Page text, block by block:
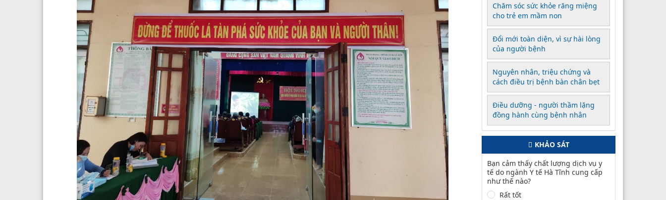
Chăm sóc sức khỏe răng miệng
cho trẻ em mầm non
Đổi mới toàn diện, vì sự hài lòng
của người bệnh
Nguyên nhân, triệu chứng và
cách điều trị bệnh bàn chân bẹt
Điều dưỡng - người thầm lặng
đồng hành cùng bệnh nhân
KHẢO SÁT
Bạn cảm thấy chất lượng dịch vụ y
tế do ngành Y tế Hà Tĩnh cung cấp
như thế nào?
Rất tốt